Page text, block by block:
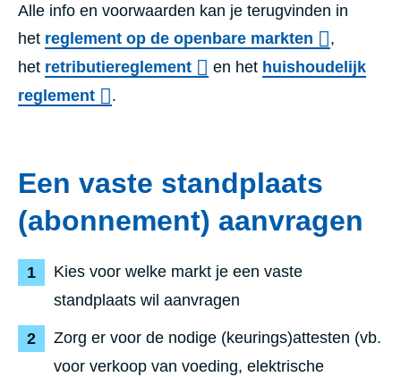
Alle info en voorwaarden kan je terugvinden in
het reglement op de openbare markten
,
het retributiereglement en het huishoudelijk
reglement
.
Een vaste standplaats
(abonnement) aanvragen
Kies voor welke markt je een vaste
standplaats wil aanvragen
Zorg er voor de nodige (keurings)attesten (vb.
voor verkoop van voeding, elektrische